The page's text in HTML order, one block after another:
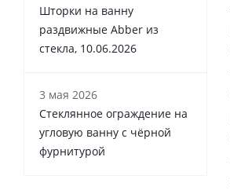
Шторки на ванну
раздвижные Abber из
стекла, 10.06.2026
3 мая 2026
Стеклянное ограждение на
угловую ванну с чёрной
фурнитурой